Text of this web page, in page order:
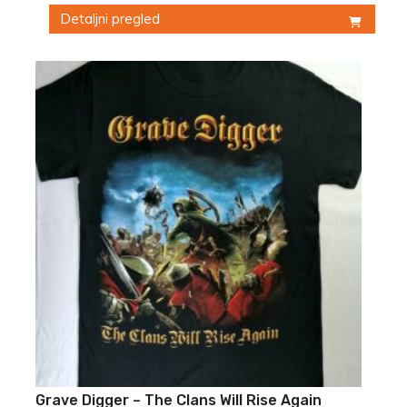
Detaljni pregled
proizvod
ima
biti
izabrane
stranici
proizvoda.
Grave Digger – The Clans Will Rise Again